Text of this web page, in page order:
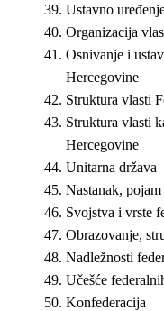
Ustavno
Organizacija
Osnivanje i
Hercegovine
Struktura vlasti
Struktura vlasti
Hercegovine
Unitarna država
Nastanak,
Svojstva i vrste
Obrazovanje,
Nadležnosti
Učešće
Konfederacija